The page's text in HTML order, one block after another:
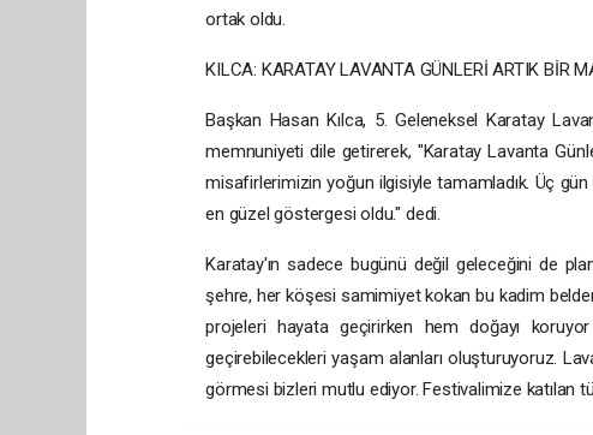
ortak oldu.
KILCA: KARATAY LAVANTA GÜNLERİ ARTIK BİR
Başkan Hasan Kılca, 5. Geleneksel Karatay
memnuniyeti dile getirerek, "Karatay Lavanta
misafirlerimizin yoğun ilgisiyle tamamladık. Üç gün
en güzel göstergesi oldu." dedi.
Karatay'ın sadece bugünü değil geleceğini de
şehre, her köşesi samimiyet kokan bu kadim
projeleri hayata geçirirken hem doğayı
geçirebilecekleri yaşam alanları oluşturuyoruz.
görmesi bizleri mutlu ediyor. Festivalimize katılan